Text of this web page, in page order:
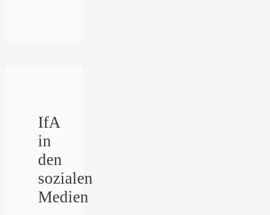
IfA
in
den
sozialen
Medien